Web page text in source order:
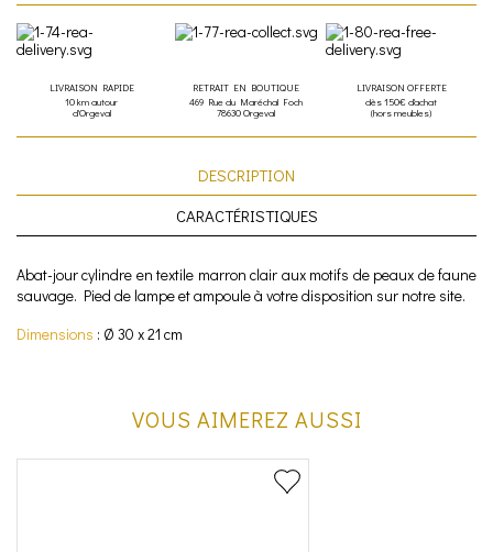
LIVRAISON RAPIDE
10 km autour
d'Orgeval
RETRAIT EN BOUTIQUE
469 Rue du Maréchal Foch
78630 Orgeval
LIVRAISON OFFERTE
dès 150€ d'achat
(hors meubles)
DESCRIPTION
CARACTÉRISTIQUES
Abat-jour cylindre en textile marron clair aux motifs de peaux de faune
sauvage. Pied de lampe et ampoule à votre disposition sur notre site.
Dimensions : Ø 30 x 21 cm
VOUS AIMEREZ AUSSI